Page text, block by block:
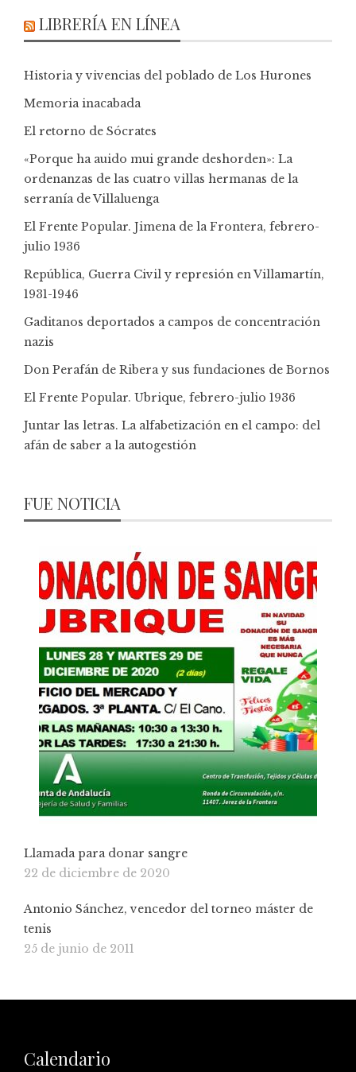
LIBRERÍA EN LÍNEA
Historia y vivencias del poblado de Los Hurones
Memoria inacabada
El retorno de Sócrates
«Porque ha auido mui grande deshorden»: La
ordenanzas de las cuatro villas hermanas de la
serranía de Villaluenga
El Frente Popular. Jimena de la Frontera, febrero-
julio 1936
República, Guerra Civil y represión en Villamartín,
1931-1946
Gaditanos deportados a campos de concentración
nazis
Don Perafán de Ribera y sus fundaciones de Bornos
El Frente Popular. Ubrique, febrero-julio 1936
Juntar las letras. La alfabetización en el campo: del
afán de saber a la autogestión
FUE NOTICIA
Llamada para donar sangre
22 de diciembre de 2020
Antonio Sánchez, vencedor del torneo máster de
tenis
25 de junio de 2011
Calendario